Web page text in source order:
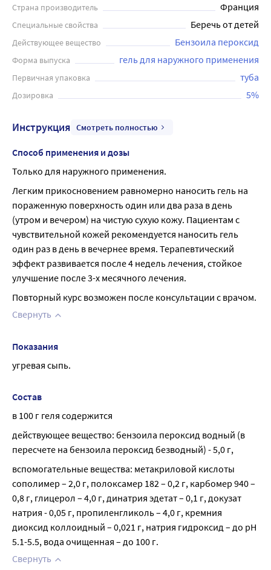
(акне) Базирон® АС 5%, уничтожает 94% бактерий C.acnes
через 1 неделю применения. Гель для лечения угревой
сыпи (акне) не является антибиотиком, сохраняет
эффективность при длительном применении даже
спустя 3 месяца. Перед применением необходимо
Страна производитель Франция
Специальные свойства Беречь от детей
Действующее вещество Бензоила пероксид
Форма выпуска гель для наружного применения
Первичная упаковка туба
Дозировка 5%
Инструкция Смотреть полностью
Способ применения и дозы
Только для наружного применения.
Легким прикосновением равномерно наносить гель на
пораженную поверхность один или два раза в день
(утром и вечером) на чистую сухую кожу. Пациентам с
чувствительной кожей рекомендуется наносить гель
один раз в день в вечернее время. Терапевтический
эффект развивается после 4 недель лечения, стойкое
улучшение после 3-х месячного лечения.
Повторный курс возможен после консультации с врачом.
Свернуть
Показания
угревая сыпь.
Состав
в 100 г геля содержится
действующее вещество: бензоила пероксид водный (в
пересчете на бензоила пероксид безводный) - 5,0 г,
вспомогательные вещества: метакриловой кислоты
сополимер – 2,0 г, полоксамер 182 – 0,2 г, карбомер 940 –
0,8 г, глицерол – 4,0 г, динатрия эдетат – 0,1 г, докузат
натрия - 0,05 г, пропиленгликоль – 4,0 г, кремния
диоксид коллоидный – 0,021 г, натрия гидроксид – до pH
5.1-5.5, вода очищенная – до 100 г.
Свернуть